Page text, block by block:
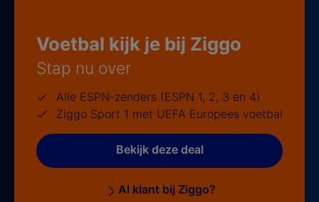
Voetbal kijk je bij Ziggo
Stap nu over
Alle ESPN-zenders (ESPN 1, 2, 3 en 4)
Ziggo Sport 1 met UEFA Europees voetbal
Bekijk deze deal
Al klant bij Ziggo?